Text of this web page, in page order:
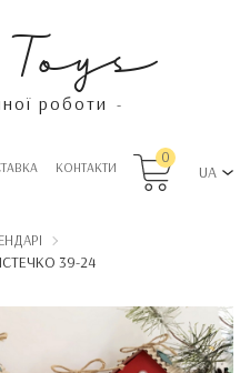
роботи -
КОНТАКТИ
0
UA
39-24